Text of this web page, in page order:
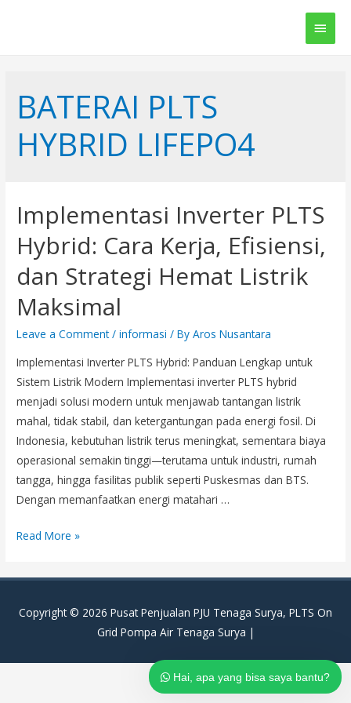
Main
BATERAI PLTS
HYBRID LIFEPO4
Implementasi Inverter PLTS
Hybrid: Cara Kerja, Efisiensi,
dan Strategi Hemat Listrik
Maksimal
Leave a Comment /informasi / ByAros Nusantara
Implementasi Inverter PLTS Hybrid: Panduan Lengkap untuk
Sistem Listrik Modern Implementasi inverter PLTS hybrid
menjadi solusi modern untuk menjawab tantangan listrik
mahal, tidak stabil, dan ketergantungan pada energi fosil. Di
Indonesia, kebutuhan listrik terus meningkat, sementara biaya
operasional semakin tinggi—terutama untuk industri, rumah
tangga, hingga fasilitas publik seperti Puskesmas dan BTS.
Dengan memanfaatkan energi matahari …
Implementasi
PLTS
Cara
Read More »
Copyright © 2026 Pusat Penjualan PJU Tenaga Surya, PLTS On
Grid Pompa Air Tenaga Surya |
Hai, apa yang bisa saya bantu?